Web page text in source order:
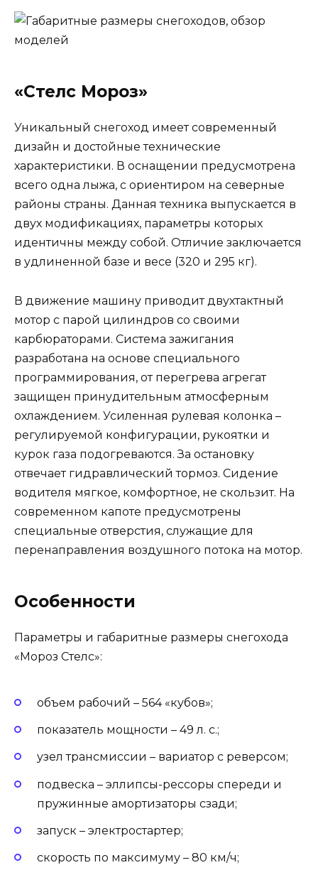
«Стелс Мороз»
Уникальный снегоход имеет современный
дизайн и достойные технические
характеристики. В оснащении предусмотрена
всего одна лыжа, с ориентиром на северные
районы страны. Данная техника выпускается в
двух модификациях, параметры которых
идентичны между собой. Отличие заключается
в удлиненной базе и весе (320 и 295 кг).
В движение машину приводит двухтактный
мотор с парой цилиндров со своими
карбюраторами. Система зажигания
разработана на основе специального
программирования, от перегрева агрегат
защищен принудительным атмосферным
охлаждением. Усиленная рулевая колонка –
регулируемой конфигурации, рукоятки и
курок газа подогреваются. За остановку
отвечает гидравлический тормоз. Сидение
водителя мягкое, комфортное, не скользит. На
современном капоте предусмотрены
специальные отверстия, служащие для
перенаправления воздушного потока на мотор.
Особенности
Параметры и габаритные размеры снегохода
«Мороз Стелс»:
объем рабочий – 564 «кубов»;
показатель мощности – 49 л. с.;
узел трансмиссии – вариатор с реверсом;
подвеска – эллипсы-рессоры спереди и
пружинные амортизаторы сзади;
запуск – электростартер;
скорость по максимуму – 80 км/ч;